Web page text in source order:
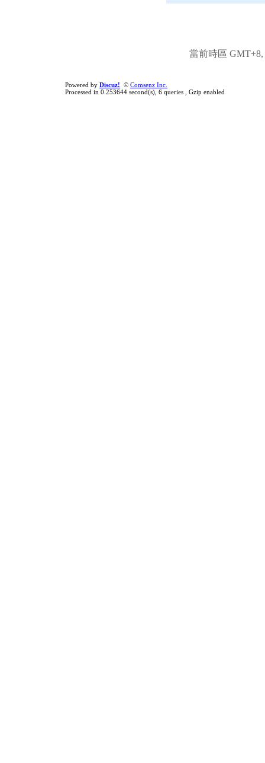
當前時區 GMT+8,
Powered by Discuz! © Comsenz Inc.
Processed in 0.253644 second(s), 6 queries , Gzip enabled